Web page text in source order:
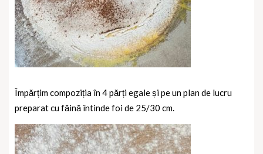
Împărțim compoziția în 4 părți egale și pe un plan de lucru
preparat cu făină întinde foi de 25/30 cm.